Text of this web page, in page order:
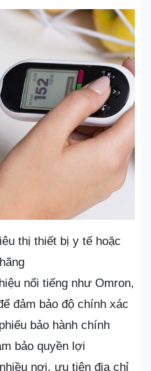
thị thiết bị y tế hoặc
nổi tiếng như Omron,
đảm bảo độ chính xác
bảo hành chính
bảo quyền lợi
nơi, ưu tiên địa chỉ